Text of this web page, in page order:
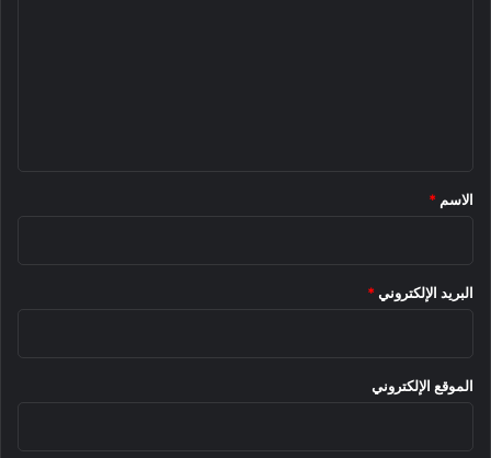
*
الاسم *
البريد الإلكتروني *
الموقع الإلكتروني